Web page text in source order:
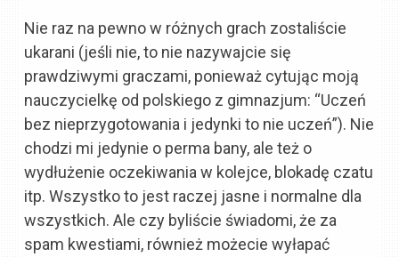
Nie raz na pewno w różnych grach zostaliście
ukarani (jeśli nie, to nie nazywajcie się
prawdziwymi graczami, ponieważ cytując moją
nauczycielkę od polskiego z gimnazjum: “Uczeń
bez nieprzygotowania i jedynki to nie uczeń”). Nie
chodzi mi jedynie o perma bany, ale też o
wydłużenie oczekiwania w kolejce, blokadę czatu
itp. Wszystko to jest raczej jasne i normalne dla
wszystkich. Ale czy byliście świadomi, że za
spam kwestiami, również możecie wyłapać